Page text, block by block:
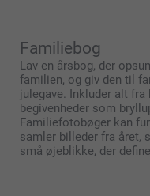
Familiebog
Lav en årsbog, der
familien, og giv den til
julegave. Inkluder alt
begivenheder som
Familiefotobøger kan
samler billeder fra året,
små øjeblikke, der